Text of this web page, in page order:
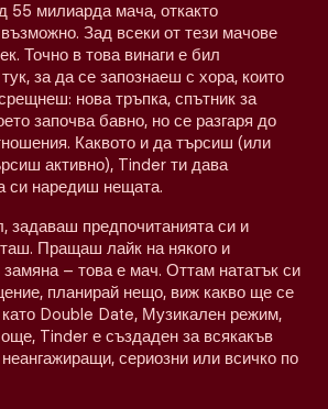
55 милиарда мача, откакто
Зад всеки от тези мачове
Точно в това винаги е бил
за да се запознаеш с хора, които
нова тръпка, спътник за
започва бавно, но се разгаря до
Каквото и да търсиш (или
активно), Tinder ти дава
си наредиш нещата.
предпочитанията си и
Пращаш лайк на някого и
– това е мач. Оттам нататък си
планирай нещо, виж какво ще се
Double Date, Музикален режим,
Tinder е създаден за всякакъв
сериозни или всичко по